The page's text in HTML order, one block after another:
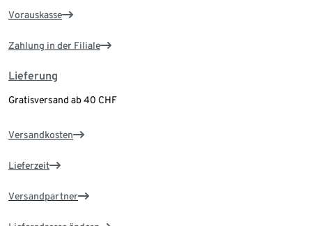
Vorauskasse
Zahlung in der Filiale
Lieferung
Gratisversand ab 40 CHF
Versandkosten
Lieferzeit
Versandpartner